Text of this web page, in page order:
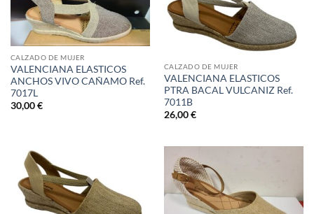
CALZADO DE MUJER
VALENCIANA ELASTICOS
ANCHOS VIVO CAÑAMO Ref.
7017L
30,00€
CALZADO DE MUJER
VALENCIANA ELASTICOS
PTRA BACAL VULCANIZ Ref.
7011B
26,00€